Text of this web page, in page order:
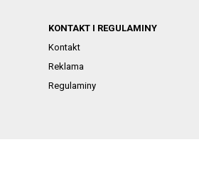
KONTAKT I REGULAMINY
Kontakt
Reklama
Regulaminy